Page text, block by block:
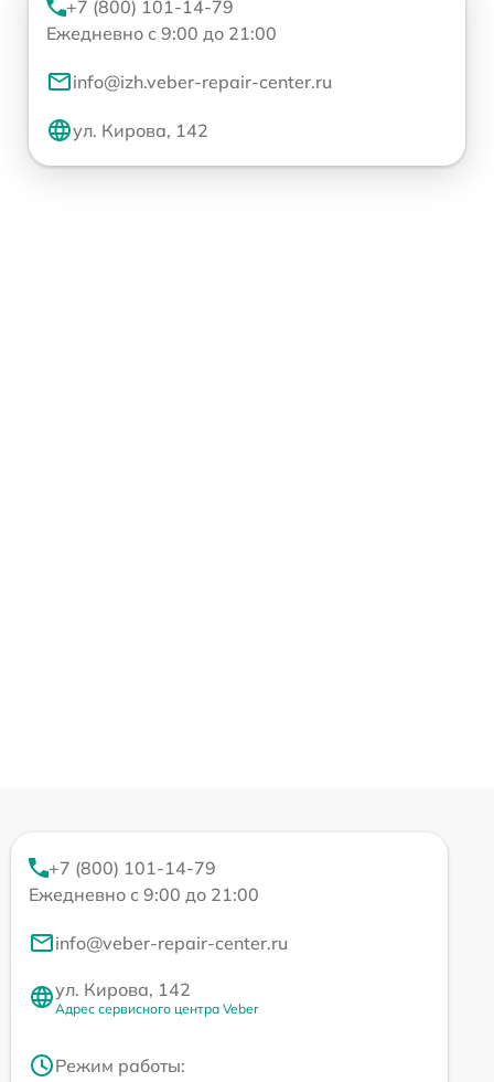
+7 (800) 101-14-79
Ежедневно с 9:00 до 21:00
info@izh.veber-repair-center.ru
ул. Кирова, 142
+7 (800) 101-14-79
Ежедневно с 9:00 до 21:00
info@veber-repair-center.ru
ул. Кирова, 142
Адрес сервисного центра Veber
Режим работы: